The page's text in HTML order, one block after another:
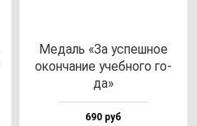
Медаль «За ус­пеш­ное
окон­ча­ние учеб­но­го го­
да»
690 руб